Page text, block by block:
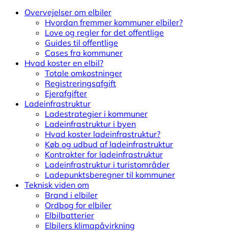
Overvejelser om elbiler
Hvordan fremmer kommuner elbiler?
Love og regler for det offentlige
Guides til offentlige
Cases fra kommuner
Hvad koster en elbil?
Totale omkostninger
Registreringsafgift
Ejerafgifter
Ladeinfrastruktur
Ladestrategier i kommuner
Ladeinfrastruktur i byen
Hvad koster ladeinfrastruktur?
Køb og udbud af ladeinfrastruktur
Kontrakter for ladeinfrastruktur
Ladeinfrastruktur i turistområder
Ladepunktsberegner til kommuner
Teknisk viden om
Brand i elbiler
Ordbog for elbiler
Elbilbatterier
Elbilers klimapåvirkning